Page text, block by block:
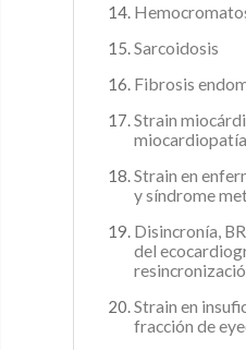
Sarcoidosis
Fibrosis
Strain
Strain en
y síndrome
Disincronía,
del
Strain en
fracción de